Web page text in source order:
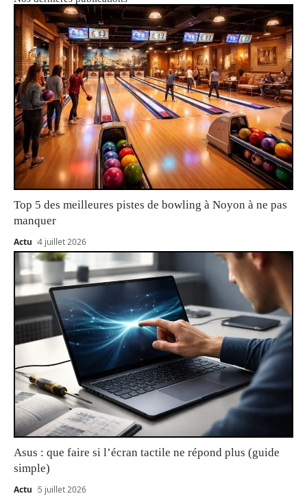
Top 5 des meilleures pistes de bowling à Noyon à ne pas
manquer
Actu 4 juillet 2026
Asus : que faire si l’écran tactile ne répond plus (guide
simple)
Actu 5 juillet 2026